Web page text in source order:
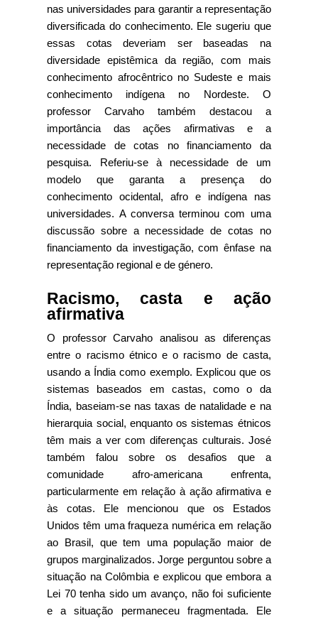
nas universidades para garantir a representação
diversificada do conhecimento. Ele sugeriu que
essas cotas deveriam ser baseadas na
diversidade epistêmica da região, com mais
conhecimento afrocêntrico no Sudeste e mais
conhecimento indígena no Nordeste. O
professor Carvaho também destacou a
importância das ações afirmativas e a
necessidade de cotas no financiamento da
pesquisa. Referiu-se à necessidade de um
modelo que garanta a presença do
conhecimento ocidental, afro e indígena nas
universidades. A conversa terminou com uma
discussão sobre a necessidade de cotas no
financiamento da investigação, com ênfase na
representação regional e de género.
Racismo, casta e ação
afirmativa
O professor Carvaho analisou as diferenças
entre o racismo étnico e o racismo de casta,
usando a Índia como exemplo. Explicou que os
sistemas baseados em castas, como o da
Índia, baseiam-se nas taxas de natalidade e na
hierarquia social, enquanto os sistemas étnicos
têm mais a ver com diferenças culturais. José
também falou sobre os desafios que a
comunidade afro-americana enfrenta,
particularmente em relação à ação afirmativa e
às cotas. Ele mencionou que os Estados
Unidos têm uma fraqueza numérica em relação
ao Brasil, que tem uma população maior de
grupos marginalizados. Jorge perguntou sobre a
situação na Colômbia e explicou que embora a
Lei 70 tenha sido um avanço, não foi suficiente
e a situação permaneceu fragmentada. Ele